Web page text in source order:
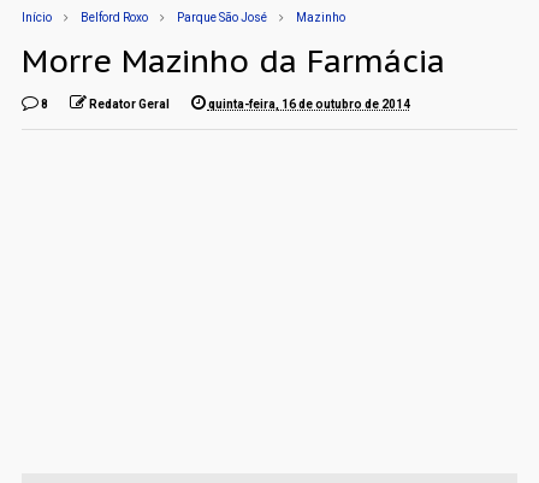
Início Belford Roxo Parque São José Mazinho
Morre Mazinho da Farmácia
8 Redator Geral quinta-feira, 16 de outubro de 2014